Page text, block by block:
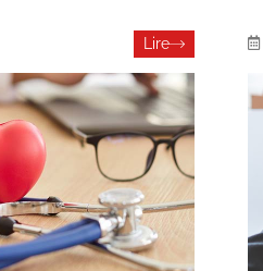
Lire